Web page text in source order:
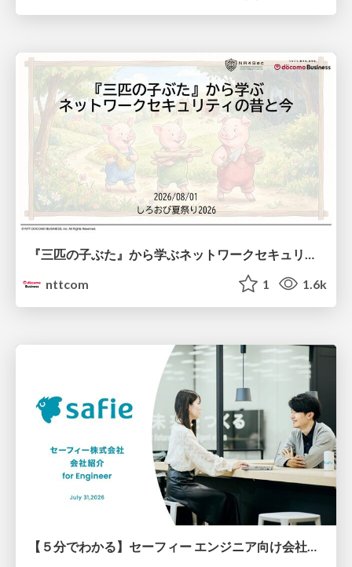
nttcom
1 1.6k
【５分でわかる】セーフィー エンジニア向け会社紹介